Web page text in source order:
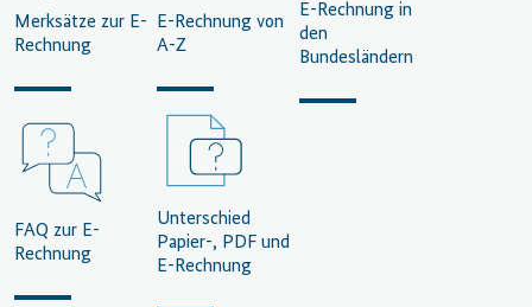
Merksätze zur E-
Rechnung
E-Rechnung von
A-Z
E-Rechnung in
den
Bundesländern
FAQ zur E-
Rechnung
Unterschied
Papier-, PDF und
E-Rechnung